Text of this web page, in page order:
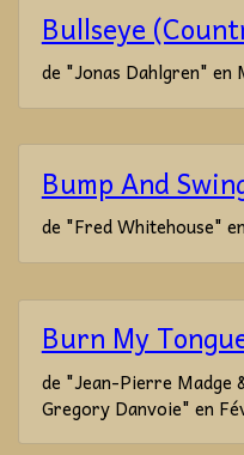
Bullseye
de "Jonas Dahlgren"
Bump And
de "Fred Whitehouse"
Burn My
de "Jean-Pierre Madge
Gregory Danvoie" en